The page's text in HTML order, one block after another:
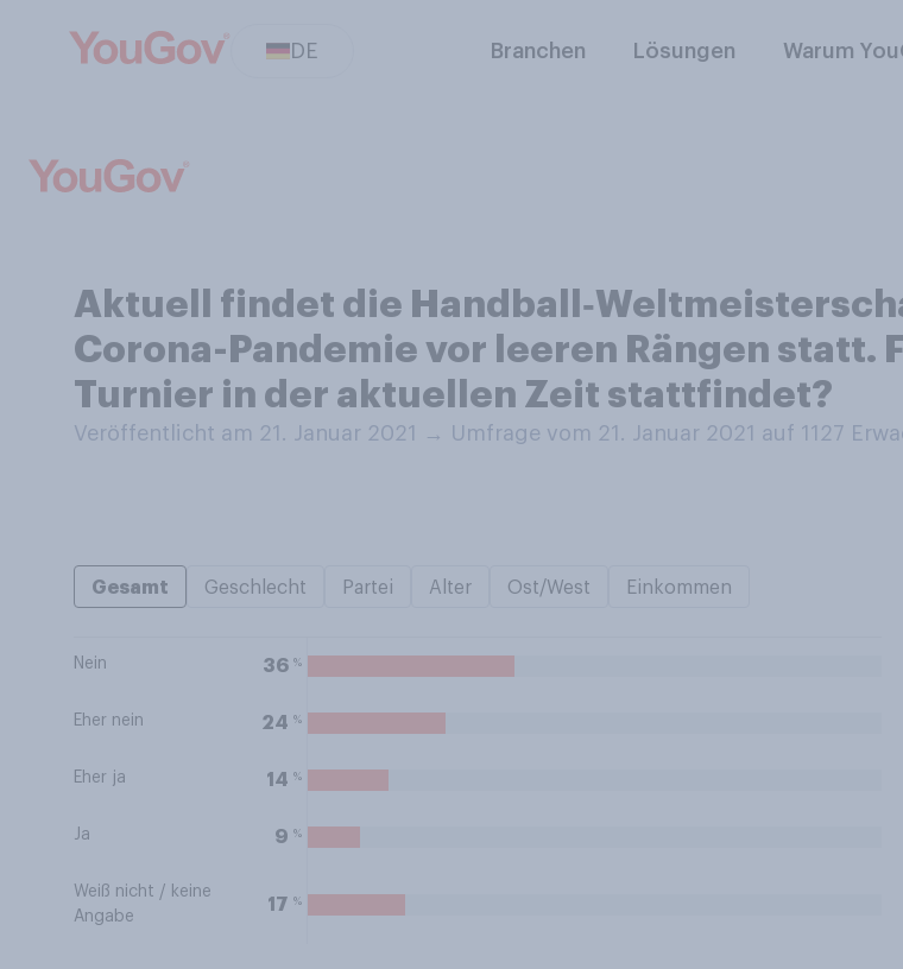
DE Branchen Lösungen Warum
Aktuell findet die
Corona-Pandemie vor leeren Rängen statt.
Turnier in der aktuellen Zeit stattfindet?
Veröffentlicht am 21. Januar 2021 → Umfrage vom 21. Januar 2021 auf 1127
Gesamt Geschlecht Partei Alter Ost/West Einkommen
Nein 36 %
Eher nein 24 %
Eher ja 14 %
Ja 9 %
Weiß nicht / keine
Angabe
17 %